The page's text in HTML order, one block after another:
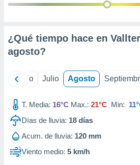
¿Qué tiempo hace en
agosto?
Junio Julio Agosto
T. Media: 16°C Max.: 21°C Min:
Días de lluvia: 18 días
Acum. de lluvia: 120 mm
Viento medio: 5 km/h